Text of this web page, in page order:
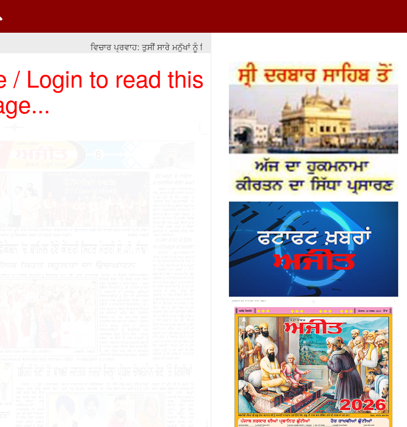
ਵਿਚਾਰ ਪ੍ਰਵਾਹ: ਤੁਸੀਂ ਸਾਰੇ ਮਨੁੱਖਾਂ ਨੂੰ ਇਕ ਬਰਾਬਰ ਨਹੀਂ ਕਰ ਸਕਦੇ ਪਰ ਉਨ੍ਹਾਂ ਨੂੰ ਬਰਾਬਰੀ ਦੇ ਮੌਕੇ ਤਾਂ ਮੁਹੱਈਆ
/ Login to read this